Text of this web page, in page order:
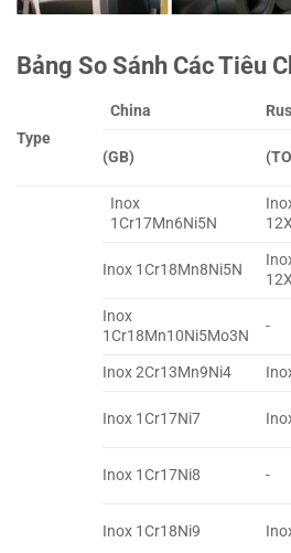
Bảng So Sánh Các Tiêu
Type
China
(GB)
Inox
1Cr17Mn6Ni5N
Inox 1Cr18Mn8Ni5N
Inox
1Cr18Mn10Ni5Mo3N
-
Inox 2Cr13Mn9Ni4
Inox 1Cr17Ni7
Inox 1Cr17Ni8 -
Inox 1Cr18Ni9